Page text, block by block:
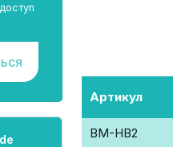
Артикул
BM-HB2